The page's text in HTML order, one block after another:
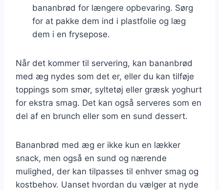
bananbrød for længere opbevaring. Sørg
for at pakke dem ind i plastfolie og læg
dem i en frysepose.
Når det kommer til servering, kan bananbrød
med æg nydes som det er, eller du kan tilføje
toppings som smør, syltetøj eller græsk yoghurt
for ekstra smag. Det kan også serveres som en
del af en brunch eller som en sund dessert.
Bananbrød med æg er ikke kun en lækker
snack, men også en sund og nærende
mulighed, der kan tilpasses til enhver smag og
kostbehov. Uanset hvordan du vælger at nyde